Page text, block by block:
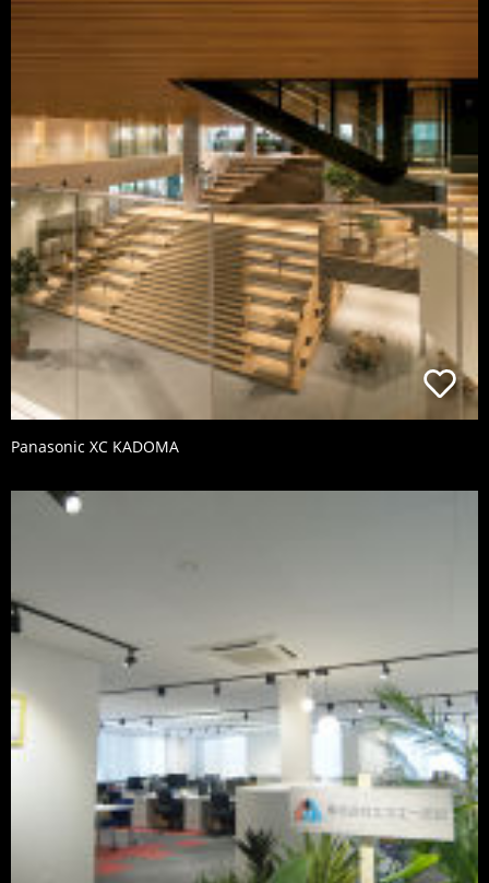
Panasonic XC KADOMA